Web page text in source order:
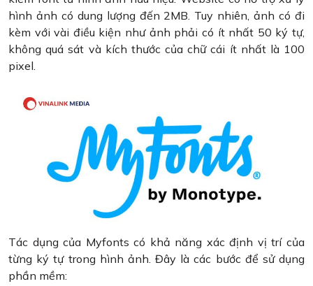
hình ảnh có dung lượng đến 2MB. Tuy nhiên, ảnh có đi
kèm với vài điều kiện như ảnh phải có ít nhất 50 ký tự,
không quá sát và kích thước của chữ cái ít nhất là 100
pixel.
Tác dụng của Myfonts có khả năng xác định vị trí của
từng ký tự trong hình ảnh. Đây là các bước để sử dụng
phần mềm: